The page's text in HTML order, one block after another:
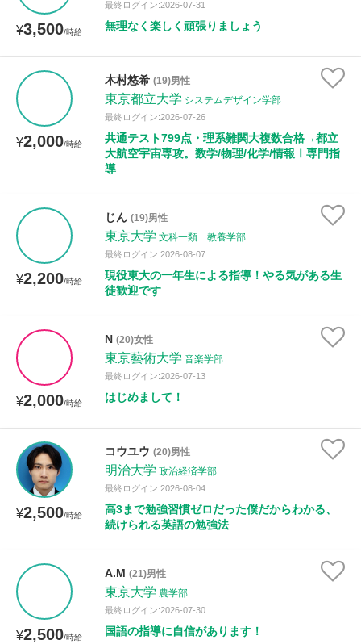
¥3,500/時給
最終ログイン:2026-07-31
無理なく楽しく頑張りましょう
¥2,000/時給
木村悠希 (19)男性
東京都立大学 システムデザイン学部
最終ログイン:2026-07-26
共通テスト799点・理系難関大複数合格→都立
大航空宇宙専攻。数学/物理/化学/情報Ⅰ専門指
導
¥2,200/時給
じん (19)男性
東京大学 文科一類 教養学部
最終ログイン:2026-08-07
現役東大の一年生による指導！やる気がある生
徒歓迎です
¥2,000/時給
N (20)女性
東京藝術大学 音楽学部
最終ログイン:2026-07-13
はじめまして！
¥2,500/時給
コウユウ (20)男性
明治大学 政治経済学部
最終ログイン:2026-08-04
高3まで勉強習慣ゼロだった僕だからわかる、
続けられる英語の勉強法
¥2,500/時給
A.M (21)男性
東京大学 農学部
最終ログイン:2026-07-30
国語の指導に自信があります！